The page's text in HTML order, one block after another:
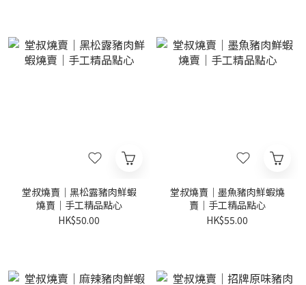
堂叔燒賣｜黑松露豬肉鮮蝦
燒賣｜手工精品點心
HK$50.00
堂叔燒賣｜墨魚豬肉鮮蝦燒
賣｜手工精品點心
HK$55.00